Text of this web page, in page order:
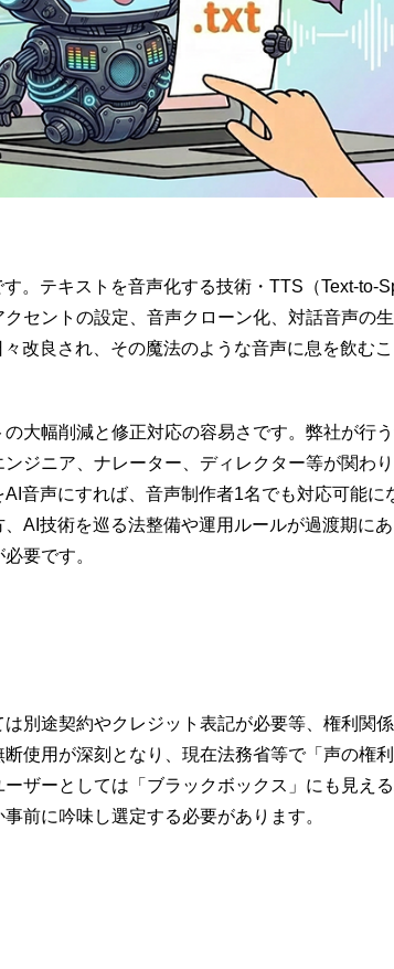
。テキストを音声化する技術・TTS（Text-to-
セントの設定、音声クローン化、対話音声の
改良され、その魔法のような音声に息を飲むこ
大幅削減と修正対応の容易さです。弊社が行
ジニア、ナレーター、ディレクター等が関わ
音声にすれば、音声制作者1名でも対応可能に
AI技術を巡る法整備や運用ルールが過渡期に
要です。
別途契約やクレジット表記が必要等、権利関
使用が深刻となり、現在法務省等で「声の権
ザーとしては「ブラックボックス」にも見え
前に吟味し選定する必要があります。